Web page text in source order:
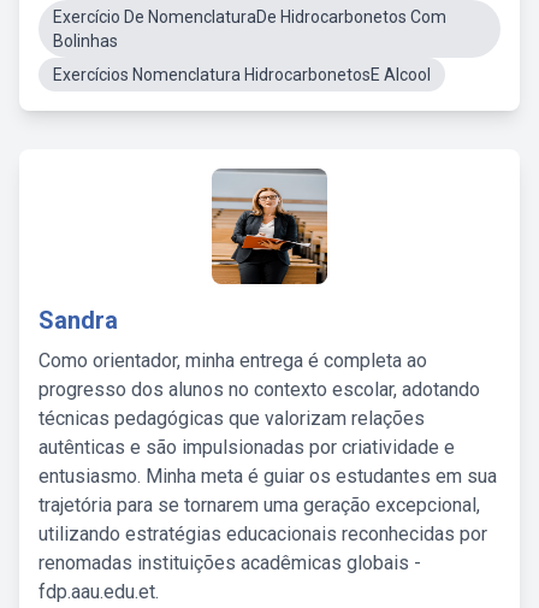
Exercício De NomenclaturaDe Hidrocarbonetos Com
Bolinhas
Exercícios Nomenclatura HidrocarbonetosE Alcool
Sandra
Como orientador, minha entrega é completa ao
progresso dos alunos no contexto escolar, adotando
técnicas pedagógicas que valorizam relações
autênticas e são impulsionadas por criatividade e
entusiasmo. Minha meta é guiar os estudantes em sua
trajetória para se tornarem uma geração excepcional,
utilizando estratégias educacionais reconhecidas por
renomadas instituições acadêmicas globais -
fdp.aau.edu.et.